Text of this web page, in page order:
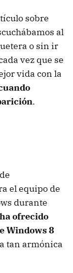
sobre
al
o sin ir
vez que se
vida con la
.
el equipo de
durante
ha ofrecido
Windows 8
tan armónica